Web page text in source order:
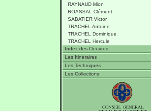
RAYNAUD Mion
ROASSAL Clément
SABATIER Victor
TRACHEL Antoine
TRACHEL Dominique
TRACHEL Hercule
Index des Oeuvres
Les Itinéraires
Les Techniques
Les Collections